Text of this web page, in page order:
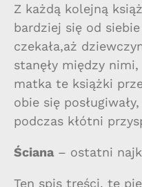
Z każdą kolejną
bardziej się od
czekała,aż
stanęły między
matka te książki
obie się
podczas kłótni
Ściana– ostatni
Ten spis treści, te